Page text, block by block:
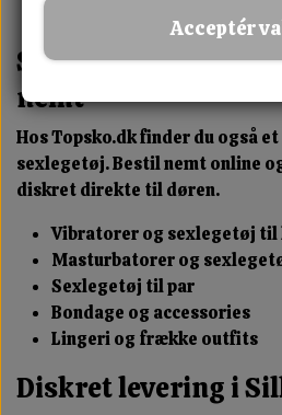
Køb 3 – betal for 2 tilbud
Sexshop i
nemt
Hos Topsko.dk finder du også
sexlegetøj. Bestil nemt online
diskret direkte til døren.
Vibratorer og sexlegetøj til
Masturbatorer og
Sexlegetøj til par
Bondage og accessories
Lingeri og frække outfits
Diskret levering i
Acceptér